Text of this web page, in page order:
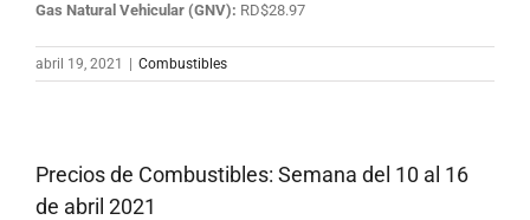
Gas Natural Vehicular (GNV): RD$28.97
abril 19, 2021 Combustibles
Precios de Combustibles: Semana del 10 al 16
de abril 2021